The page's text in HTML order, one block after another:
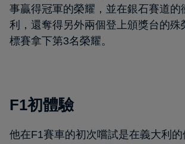
事贏得冠軍的榮耀，並在銀石賽道的
利，還奪得另外兩個登上頒獎台的殊
標賽拿下第3名榮耀。
F1初體驗
他在F1賽車的初次嚐試是在義大利的